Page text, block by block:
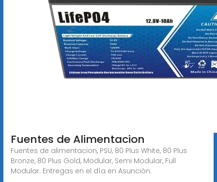
Fuentes de Alimentacion
Fuentes de alimentacion, PSU, 80 Plus White, 80 Plus
Bronze, 80 Plus Gold, Modular, Semi Modular, Full
Modular. Entregas en el día en Asunción.